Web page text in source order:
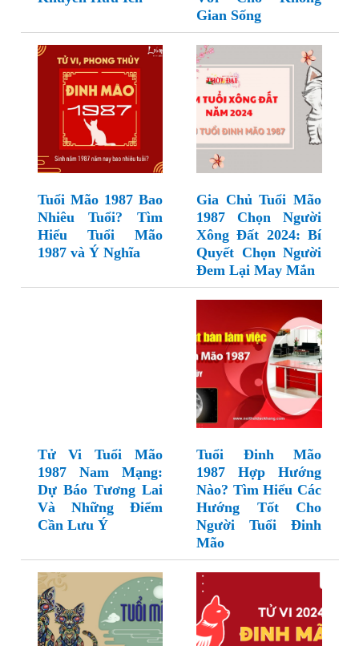
Gian Sống
Tuổi Mão 1987 Bao
Nhiêu Tuổi? Tìm
Hiểu Tuổi Mão
1987 và Ý Nghĩa
Gia Chủ Tuổi Mão
1987 Chọn Người
Xông Đất 2024: Bí
Quyết Chọn Người
Đem Lại May Mắn
Tử Vi Tuổi Mão
1987 Nam Mạng:
Dự Báo Tương Lai
Và Những Điểm
Cần Lưu Ý
Tuổi Đinh Mão
1987 Hợp Hướng
Nào? Tìm Hiểu Các
Hướng Tốt Cho
Người Tuổi Đinh
Mão